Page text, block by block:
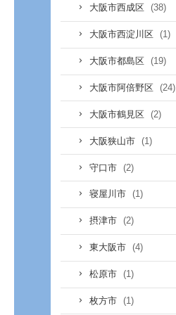
大阪市西成区 (38)
大阪市西淀川区 (1)
大阪市都島区 (19)
大阪市阿倍野区 (24)
大阪市鶴見区 (2)
大阪狭山市 (1)
守口市 (2)
寝屋川市 (1)
摂津市 (2)
東大阪市 (4)
松原市 (1)
枚方市 (1)